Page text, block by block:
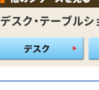
デスク・テーブルシ